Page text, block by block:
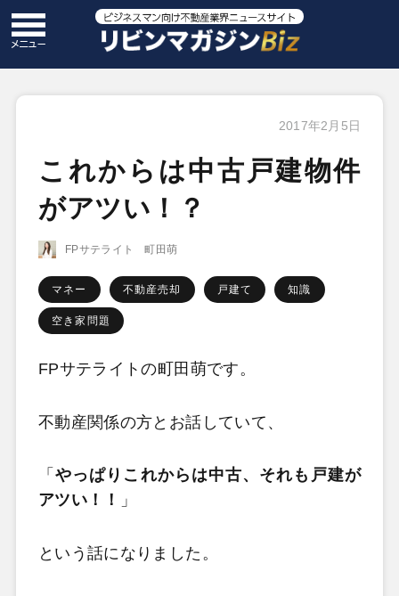
2017年2月5日
これからは中古戸建物件
がアツい！？
FPサテライト 町田萌
マネー 不動産売却 戸建て 知識
空き家問題
FPサテライトの町田萌です。
不動産関係の方とお話していて、
「やっぱりこれからは中古、それも戸建が
アツい！！
」
という話になりました。